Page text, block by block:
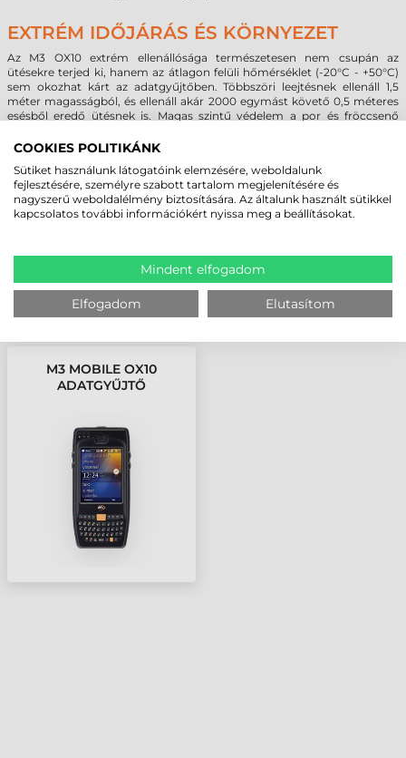
EXTRÉM IDŐJÁRÁS ÉS KÖRNYEZET
Az M3 OX10 extrém ellenállósága természetesen nem csupán az
ütésekre terjed ki, hanem az átlagon felüli hőmérséklet (-20°C - +50°C)
sem okozhat kárt az adatgyűjtőben. Többszöri leejtésnek ellenáll 1,5
méter magasságból, és ellenáll akár 2000 egymást követő 0,5 méteres
esésből eredő ütésnek is. Magas szintű védelem a por és fröccsenő
MEGBÍZHAT BENNÜNK! ISMERJE MEG
VÁSÁRLÓINK VÉLEMÉNYÉT
KÖVESSE BE YOUTUBE CSATORNÁNKAT!
LEGUTÓBB MEGTEKINTETT TERMÉKEK
M3 MOBILE OX10
ADATGYŰJTŐ
COOKIES POLITIKÁNK
Sütiket használunk látogatóink elemzésére, weboldalunk
fejlesztésére, személyre szabott tartalom megjelenítésére és
nagyszerű weboldalélmény biztosítására. Az általunk használt sütikkel
kapcsolatos további információkért nyissa meg a beállításokat.
Mindent elfogadom
Elfogadom Elutasítom